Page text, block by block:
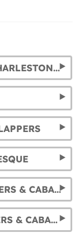
DÉGUISEMENTS DE ANNÉES 20: CHARLESTON, CABARET & GANGSTERS POUR HOMME
ACCESSOIRE ANNÉES 20: GANGSTERS & CABARET
PERRUQUES ANNÉES 20: GANGSTERS & CABARET